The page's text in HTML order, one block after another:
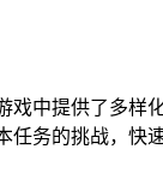
戏中提供了多
务的挑战，快